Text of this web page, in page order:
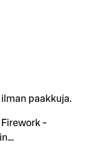
paakkuja.
Firework -